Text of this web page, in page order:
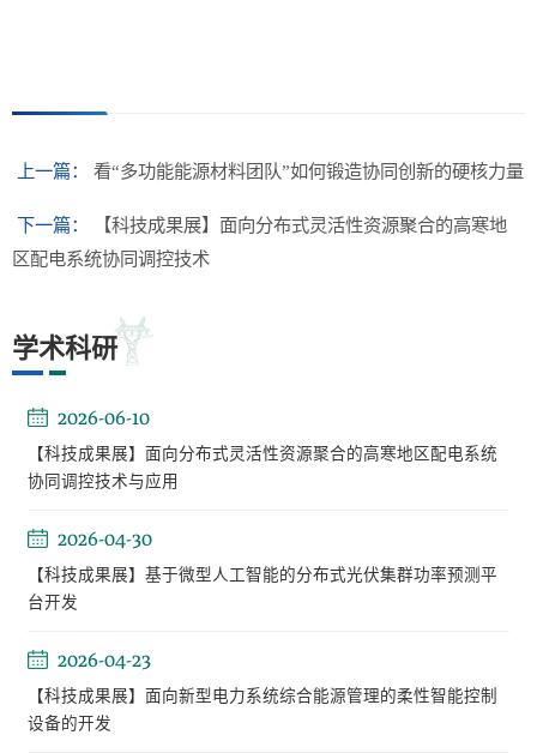
上一篇： 看“多功能能源材料团队”如何锻造协同创新的硬核力量
下一篇：
【科技成果展】面向分布式灵活性资源聚合的高寒地
区配电系统协同调控技术
学术科研
2026-06-10
【科技成果展】面向分布式灵活性资源聚合的高寒地区配电系统
协同调控技术与应用
2026-04-30
【科技成果展】基于微型人工智能的分布式光伏集群功率预测平
台开发
2026-04-23
【科技成果展】面向新型电力系统综合能源管理的柔性智能控制
设备的开发